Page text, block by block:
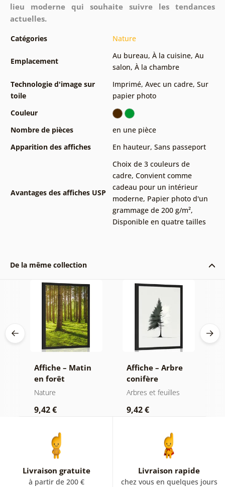
lieu moderne qui souhaite suivre les tendances
actuelles.
Catégories Nature
Emplacement
Au bureau, À la cuisine, Au
salon, À la chambre
Technologie d'image sur
toile
Imprimé, Avec un cadre, Sur
papier photo
Couleur
Nombre de pièces
en une pièce
Apparition des affiches
En hauteur, Sans passeport
Avantages des affiches USP
Choix de 3 couleurs de
cadre, Convient comme
cadeau pour un intérieur
moderne, Papier photo d'un
grammage de 200 g/m²,
Disponible en quatre tailles
De la même collection
Affiche – Matin
en forêt
Nature
9,42 €
Affiche – Arbre
conifère
minimaliste
Arbres et feuilles
9,42 €
Livraison gratuite
à partir de 200 €
Livraison rapide
chez vous en quelques jours